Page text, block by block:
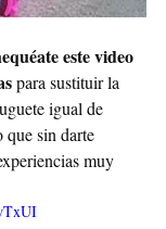
este video
para sustituir la
igual de
que sin darte
muy